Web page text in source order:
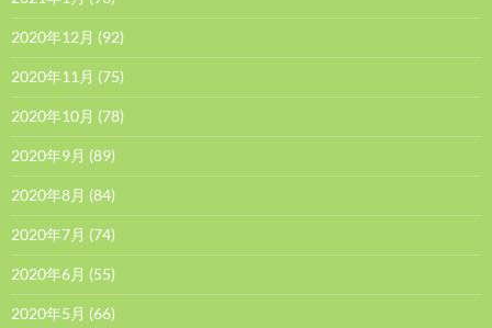
2020年12月 (92)
2020年11月 (75)
2020年10月 (78)
2020年9月 (89)
2020年8月 (84)
2020年7月 (74)
2020年6月 (55)
2020年5月 (66)